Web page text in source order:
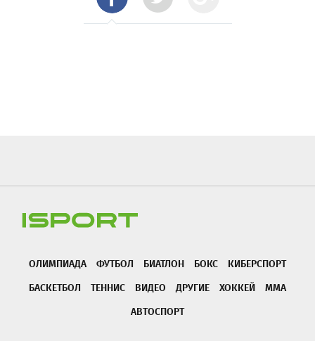
ОЛИМПИАДА ФУТБОЛ БИАТЛОН БОКС
КИБЕРСПОРТ
БАСКЕТБОЛ
ТЕННИС ВИДЕО ДРУГИЕ ХОККЕЙ
ММА
АВТОСПОРТ